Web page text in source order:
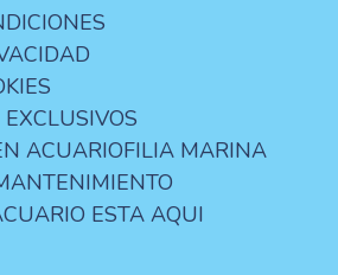
ACUARIOFILIA MARINA
ESTA AQUI